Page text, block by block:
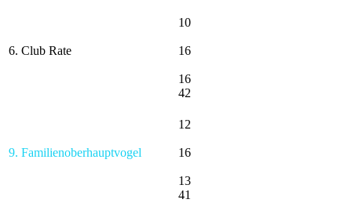
6. Club Rate
10
16
16
42
9. Familienoberhauptvogel
12
16
13
41